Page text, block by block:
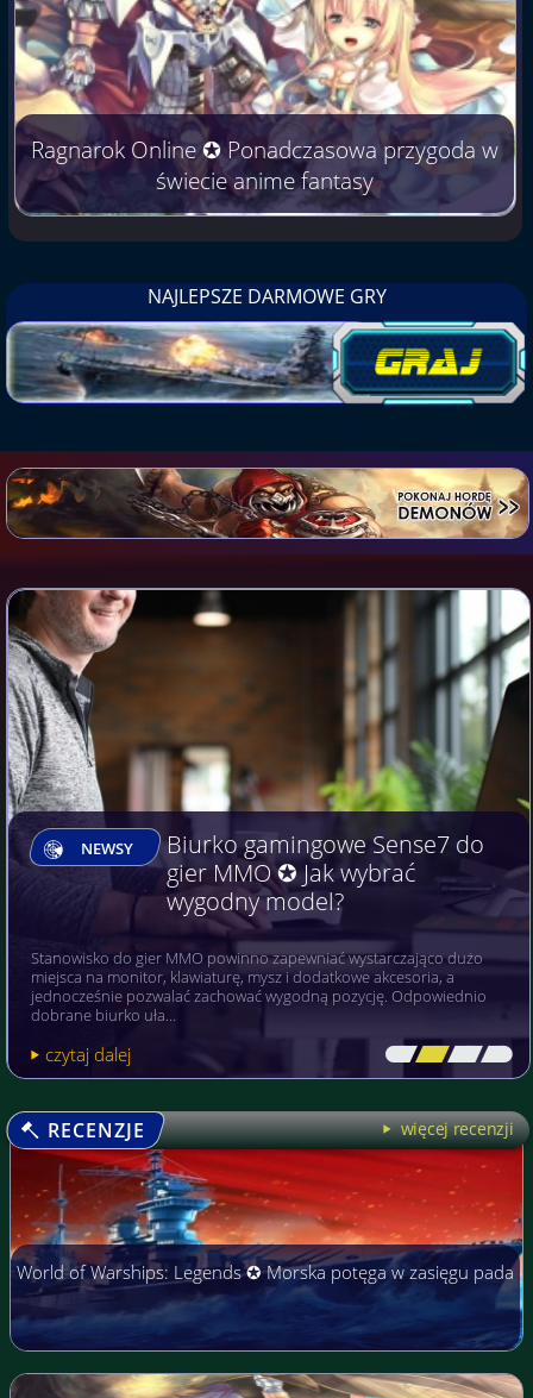
Ragnarok Online ✪ Ponadczasowa przygoda w
świecie anime fantasy
NAJLEPSZE DARMOWE GRY
NEWSY
Biurko gamingowe Sense7 do
gier MMO ✪ Jak wybrać
wygodny model?
Stanowisko do gier MMO powinno zapewniać wystarczająco dużo
miejsca na monitor, klawiaturę, mysz i dodatkowe akcesoria, a
jednocześnie pozwalać zachować wygodną pozycję. Odpowiednio
dobrane biurko uła…
czytaj dalej [\ \\ \\ \]
RECENZJE więcej recenzji
World of Warships: Legends ✪ Morska potęga w zasięgu pada